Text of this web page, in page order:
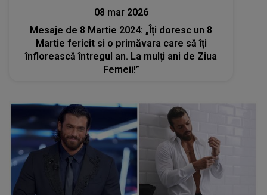
08 mar 2026
Mesaje de 8 Martie 2024: „Îți doresc un 8
Martie fericit si o primăvara care să îți
înflorească întregul an. La mulți ani de Ziua
Femeii!”